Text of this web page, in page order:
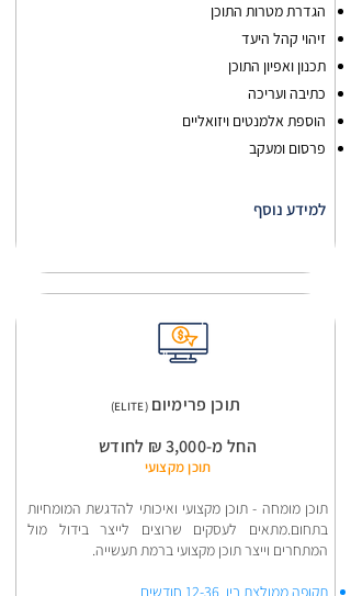
הגדרת מטרות התוכן
זיהוי קהל היעד
תכנון ואפיון התוכן
כתיבה ועריכה
הוספת אלמנטים ויזואליים
פרסום ומעקב
למידע נוסף
תוכן פרימיום (ELITE)
החל מ-3,000 ₪ לחודש​
תוכן מקצועי
תוכן מומחה - תוכן מקצועי ואיכותי להדגשת המומחיות
בתחום.מתאים לעסקים שרוצים לייצר בידול מול
המתחרים וייצר תוכן מקצועי ברמת תעשייה.
תקופה ממולצת בין 12-36 חודשים